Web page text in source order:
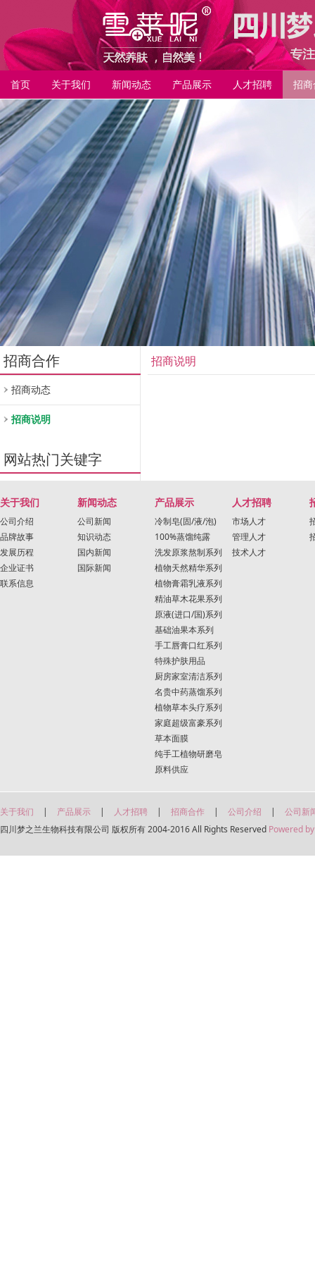
首页 关于我们 新闻动态 产品展示 人才招聘 招
招商合作
招商动态
招商说明
网站热门关键字
招商说明
关于我们
公司介绍
品牌故事
发展历程
企业证书
联系信息
新闻动态
公司新闻
知识动态
国内新闻
国际新闻
产品展示
冷制皂(固/液/泡)
100%蒸馏纯露
洗发原浆熬制系列
植物天然精华系列
植物膏霜乳液系列
精油草木花果系列
原液(进口/国)系列
基础油果本系列
手工唇膏口红系列
特殊护肤用品
厨房家室清洁系列
名贵中药蒸馏系列
植物草本头疗系列
家庭超级富豪系列
草本面膜
纯手工植物研磨皂
原料供应
人才招聘
市场人才
管理人才
技术人才
关于我们 | 产品展示 | 人才招聘 | 招商合作 | 公司介绍 |
公司新
四川梦之兰生物科技有限公司 版权所有 2004-2016 All Rights Reserved Powered